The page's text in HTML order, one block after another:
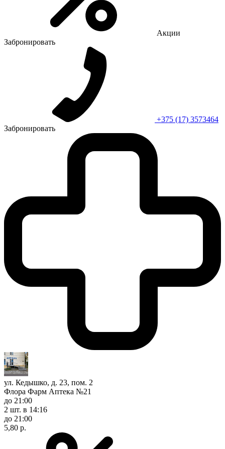
Акции
Забронировать
+375 (17) 3573464
Забронировать
ул. Кедышко, д. 23, пом. 2
Флора Фарм Аптека №21
до 21:00
2 шт. в 14:16
до 21:00
5,80 р.